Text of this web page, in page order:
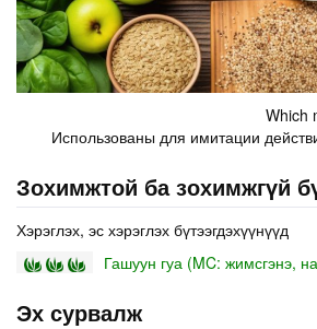
Which
Использованы для имитации
Зохимжтой ба зохимжгүй
Хэрэглэх, эс хэрэглэх бүтээгдэхүүнүүд
Гашуун гуа (MC: жимсгэнэ,
Эх сурвалж